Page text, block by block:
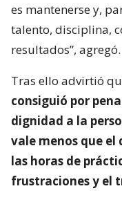
es mantenerse y,
talento, disciplina,
resultados”, agregó.
Tras ello advirtió
consiguió por
dignidad a la
vale menos que el
las horas de
frustraciones y el